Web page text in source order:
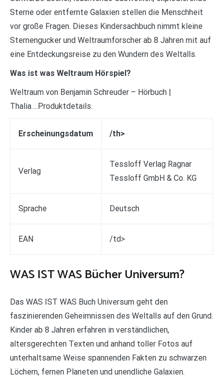
Sterne oder entfernte Galaxien stellen die Menschheit
vor große Fragen. Dieses Kindersachbuch nimmt kleine
Sternengucker und Weltraumforscher ab 8 Jahren mit auf
eine Entdeckungsreise zu den Wundern des Weltalls.
Was ist was Weltraum Hörspiel?
Weltraum von Benjamin Schreuder – Hörbuch |
Thalia….Produktdetails.
Erscheinungsdatum /th>
Verlag
Tessloff Verlag Ragnar
Tessloff GmbH & Co. KG
Sprache Deutsch
EAN /td>
WAS IST WAS Bücher Universum?
Das WAS IST WAS Buch Universum geht den
faszinierenden Geheimnissen des Weltalls auf den Grund.
Kinder ab 8 Jahren erfahren in verständlichen,
altersgerechten Texten und anhand toller Fotos auf
unterhaltsame Weise spannenden Fakten zu schwarzen
Löchern, fernen Planeten und unendliche Galaxien.